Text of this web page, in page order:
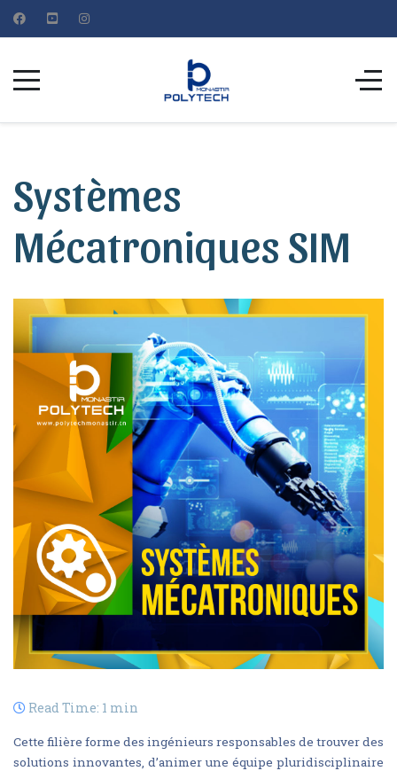
Systèmes
Mécatroniques SIM
Read Time: 1 min
Cette filière forme des ingénieurs responsables de trouver des
solutions innovantes, d’animer une équipe pluridisciplinaire